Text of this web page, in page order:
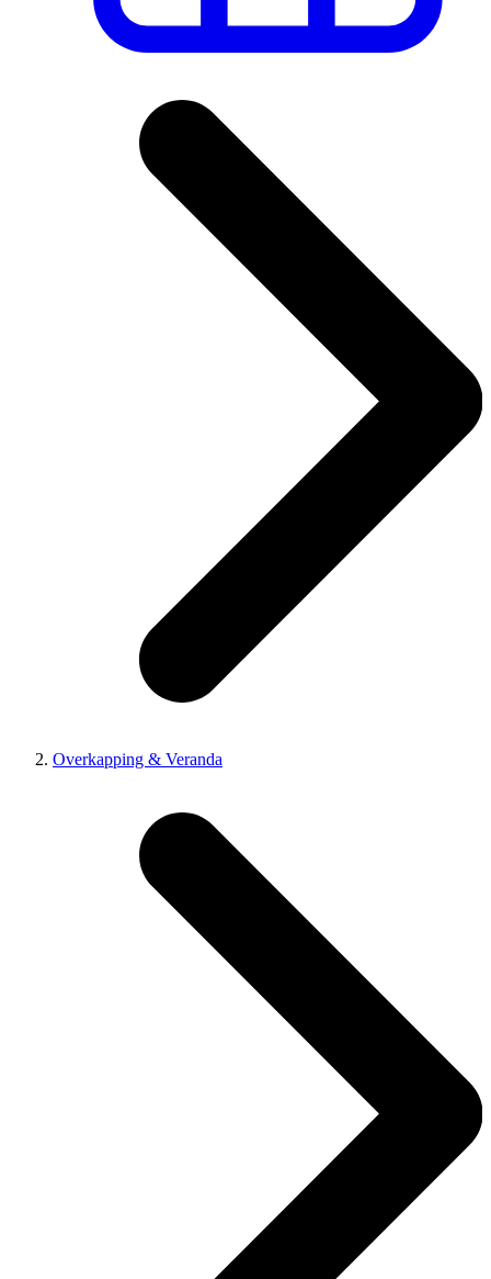
Overkapping & Veranda